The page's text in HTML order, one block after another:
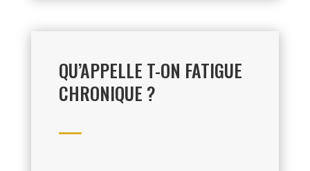
QU’APPELLE T-ON FATIGUE
CHRONIQUE ?